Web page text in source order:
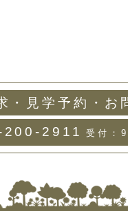
・見学予約・お
2911
受付：